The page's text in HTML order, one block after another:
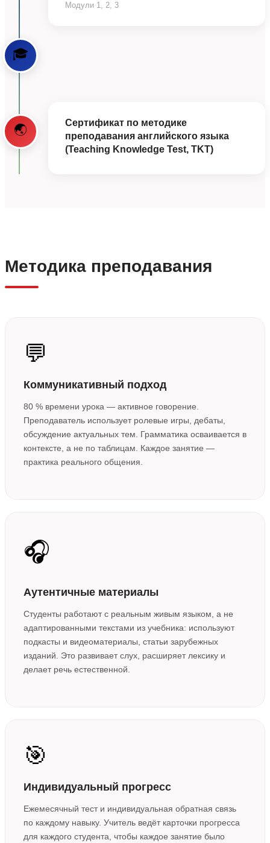
Модули 1, 2, 3
🎓
🌏
Сертификат по методике
преподавания английского языка
(Teaching Knowledge Test, TKT)
Методика преподавания
💬
Коммуникативный подход
80 % времени урока — активное говорение.
Преподаватель использует ролевые игры, дебаты,
обсуждение актуальных тем. Грамматика осваивается в
контексте, а не по таблицам. Каждое занятие —
практика реального общения.
🎧
Аутентичные материалы
Студенты работают с реальным живым языком, а не
адаптированными текстами из учебника: используют
подкасты и видеоматериалы, статьи зарубежных
изданий. Это развивает слух, расширяет лексику и
делает речь естественной.
🎯
Индивидуальный прогресс
Ежемесячный тест и индивидуальная обратная связь
по каждому навыку. Учитель ведёт карточки прогресса
для каждого студента, чтобы каждое занятие было